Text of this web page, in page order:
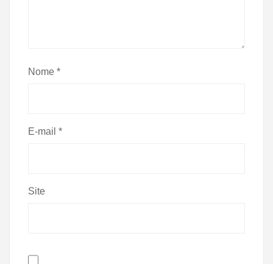
Nome *
E-mail *
Site